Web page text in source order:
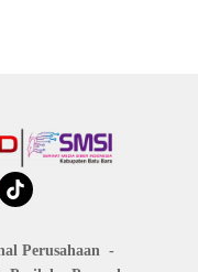
Perusahaan